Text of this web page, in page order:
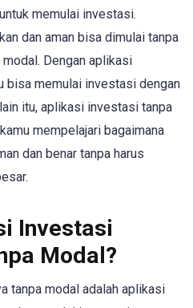
memulai investasi.
dan aman bisa dimulai tanpa
Dengan aplikasi
bisa memulai investasi dengan
itu, aplikasi investasi tanpa
mempelajari bagaimana
dan benar tanpa harus
Investasi
Modal?
tanpa modal adalah aplikasi